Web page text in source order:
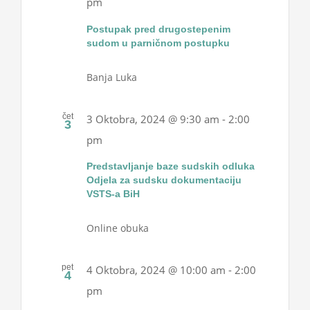
Postupak pred drugostepenim
sudom u parničnom postupku
Banja Luka
čet
3
Predstavljanje baze sudskih odluka
Odjela za sudsku dokumentaciju
VSTS-a BiH
3 Oktobra, 2024 @ 9:30 am -2:00
pm
Online obuka
pet
4 4 Oktobra, 2024 @ 10:00 am -2:00
pm